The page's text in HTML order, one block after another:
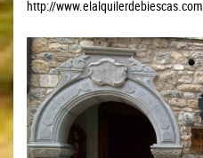
http://www.elalquilerdebiescas.com